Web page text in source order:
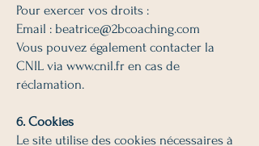
Pour exercer vos droits :
Email : beatrice@2bcoaching.com
Vous pouvez également contacter la
CNIL via www.cnil.fr en cas de
réclamation.
6. Cookies
Le site utilise des cookies nécessaires à